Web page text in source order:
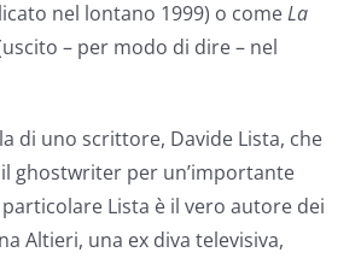
nel lontano 1999) o comeLa
– per modo di dire – nel
di uno scrittore, Davide Lista, che
ghostwriter per un’importante
Lista è il vero autore dei
Altieri, una ex diva televisiva,